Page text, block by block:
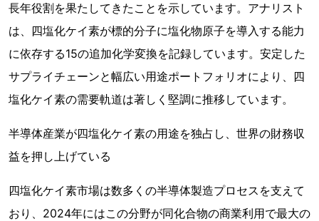
長年役割を果たしてきたことを示しています。アナリスト
は、四塩化ケイ素が標的分子に塩化物原子を導入する能力
に依存する15の追加化学変換を記録しています。安定した
サプライチェーンと幅広い用途ポートフォリオにより、四
塩化ケイ素の需要軌道は著しく堅調に推移しています。
半導体産業が四塩化ケイ素の用途を独占し、世界の財務収
益を押し上げている
四塩化ケイ素市場は数多くの半導体製造プロセスを支えて
おり、2024年にはこの分野が同化合物の商業利用で最大の